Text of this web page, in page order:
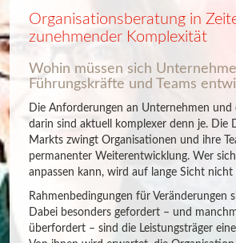
Organisationsberatung in
zunehmender Komplexität
Wohin müssen sich
Führungskräfte und Teams
Die Anforderungen an Unternehmen und
darin sind aktuell komplexer denn je. Die
Markts zwingt Organisationen und ihre
permanenter Weiterentwicklung. Wer
anpassen kann, wird auf lange Sicht
Rahmenbedingungen für Veränderungen
Dabei besonders gefordert – und
überfordert – sind die Leistungsträger